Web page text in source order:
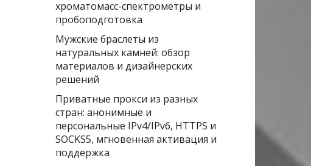
хроматомасс-спектрометры и
пробоподготовка
Мужские браслеты из
натуральных камней: обзор
материалов и дизайнерских
решений
Приватные прокси из разных
стран: анонимные и
персональные IPv4/IPv6, HTTPS и
SOCKS5, мгновенная активация и
поддержка